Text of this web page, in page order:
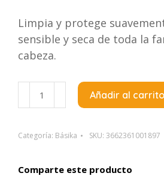
Limpia y protege
sensible y seca de toda la
cabeza.
Topialyse
Lavante
Gel
Añadir al carrito
Categoría: Básika SKU: 3662361001897
Comparte este producto